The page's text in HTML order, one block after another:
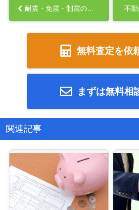
耐震・免震・制震の違いとは？地震に強い家づくりの基本知識...
無料査定を依
まずは無料相
関連記事